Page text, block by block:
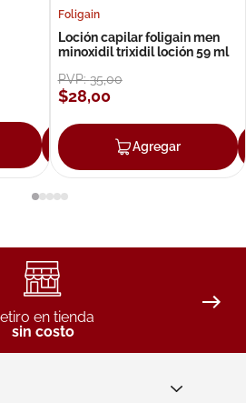
Agregar
Foligain
Loción capilar foligain men
minoxidil trixidil loción 59 ml
PVP:35,00
$28,00
Agregar
en tienda
sin costo